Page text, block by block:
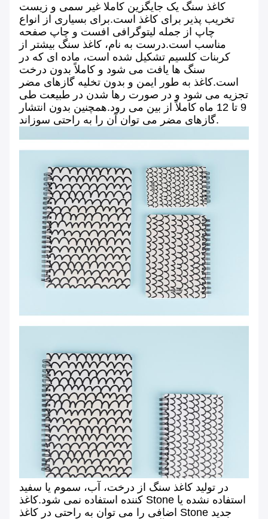
کاغذ سنگ یک جایگزین کاملا غیر سمی و زیست
تخریب پذیر برای کاغذ است.برای بسیاری از انواع
چاپ از جمله لیتوگرافی افست و چاپ صفحه
مناسب است.درست به نام، کاغذ سنگ بیشتر از
کربنات کلسیم تشکیل شده است، ماده ای که در
سنگ ها یافت می شود و کاملاً بدون درخت
است.کاغذ به طور ایمن و بدون تخلیه گازهای مضر
تجزیه می شود و در صورت رها شدن در طبیعت طی
9 تا 12 ماه کاملاً از بین می رود.همچنین بدون انتشار
گازهای مضر می توان آن را به راحتی سوزاند.
در تولید کاغذ سنگ از درخت، آب، سموم یا سفید
کننده استفاده نمی شود.کاغذ Stone استفاده نشده یا
اضافی را می توان به راحتی در کاغذ Stone جدید